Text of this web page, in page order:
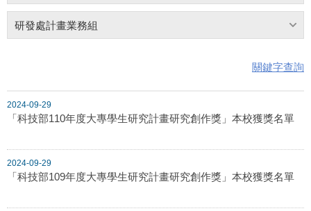
研發處計畫業務組
關鍵字查詢
2024-09-29
「科技部110年度大專學生研究計畫研究創作獎」本校獲獎名單
2024-09-29
「科技部109年度大專學生研究計畫研究創作獎」本校獲獎名單